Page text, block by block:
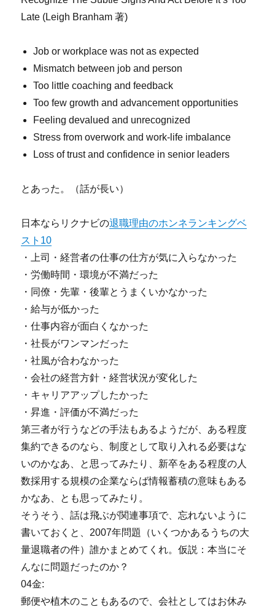
Late (Leigh Branham 著)
Job or workplace was not as expected
Mismatch between job and person
Too little coaching and feedback
Too few growth and advancement opportunities
Feeling devalued and unrecognized
Stress from overwork and work-life imbalance
Loss of trust and confidence in senior leaders
とあった。（話が長い）
日本ならリクナビの退職理由のホンネランキングベ
スト10
・上司・経営者の仕事の仕方が気に入らなかった
・労働時間・環境が不満だった
・同僚・先輩・後輩とうまくいかなかった
・給与が低かった
・仕事内容が面白くなかった
・社長がワンマンだった
・社風が合わなかった
・会社の経営方針・経営状況が変化した
・キャリアアップしたかった
・昇進・評価が不満だった
第三者が行うなどの手法もあるようだが、ある程度
集約できるのなら、制度として取り入れる必要はな
いのかなあ、と思ってみたり、新卒をある程度の人
数採用する規模の企業ならば情報蓄積の意味もある
かなあ、とも思ってみたり。
そうそう、話は飛ぶが関連事項で、忘れないように
書いておくと、2007年問題（いくつかあるうちの大
量退職者の件）誰かまとめてくれ。仮説：本当にそ
んなに問題だったのか？
04金:
郵便や植木のこともあるので、会社としてはお休み